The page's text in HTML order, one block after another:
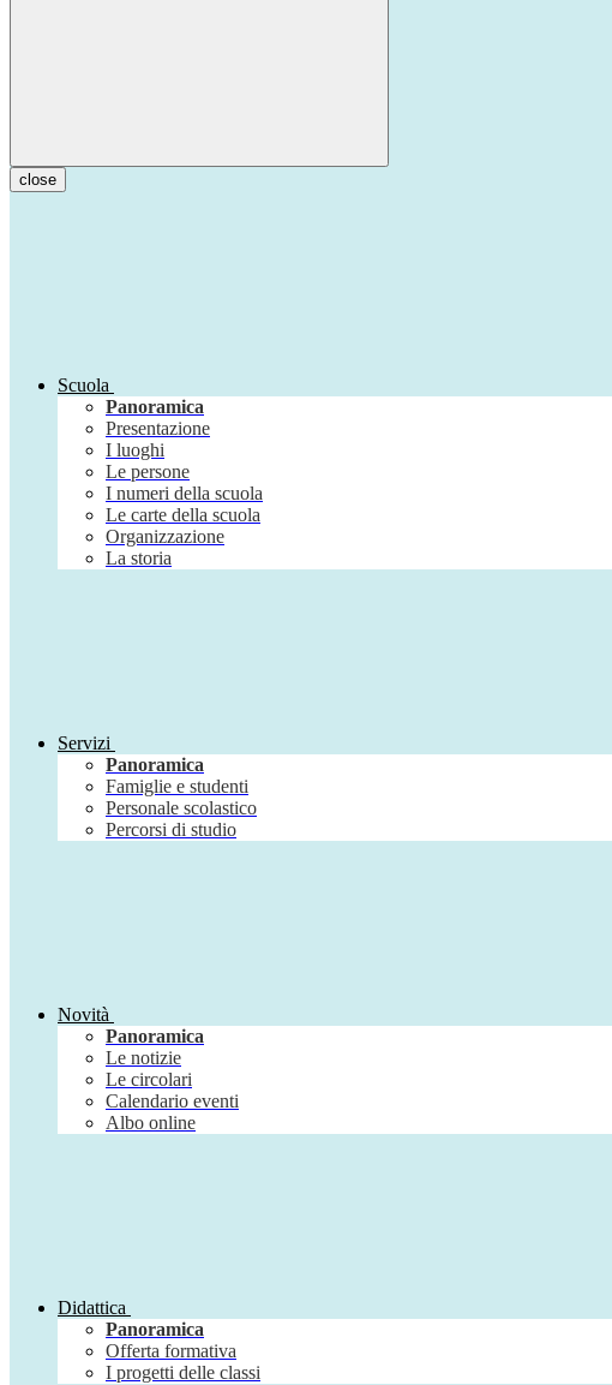
close
Scuola
Panoramica
Presentazione
I luoghi
Le persone
I numeri della scuola
Le carte della scuola
Organizzazione
La storia
Servizi
Panoramica
Famiglie e studenti
Personale scolastico
Percorsi di studio
Novità
Panoramica
Le notizie
Le circolari
Calendario eventi
Albo online
Didattica
Panoramica
Offerta formativa
I progetti delle classi